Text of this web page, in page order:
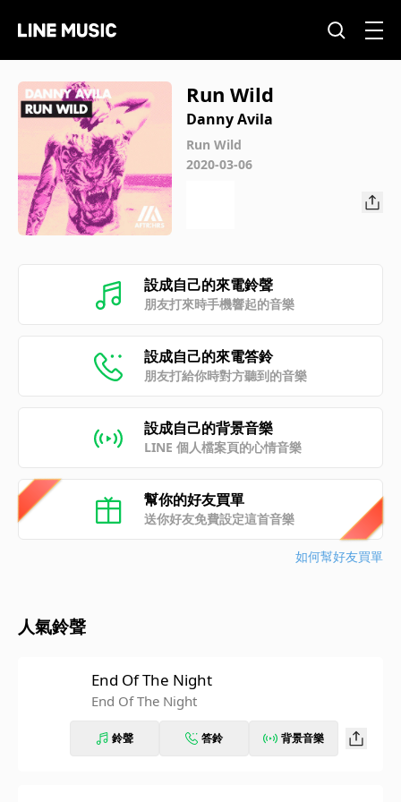
Run Wild
Danny Avila
Run Wild
2020-03-06
設成自己的來電鈴聲
朋友打來時手機響起的音樂
設成自己的來電答鈴
朋友打給你時對方聽到的音樂
設成自己的背景音樂
LINE 個人檔案頁的心情音樂
幫你的好友買單
送你好友免費設定這首音樂
如何幫好友買單
人氣鈴聲
End Of The Night
End Of The Night
鈴聲 答鈴 背景音樂